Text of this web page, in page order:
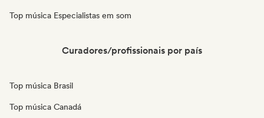
Top música Especialistas em som
Curadores/profissionais por país
Top música Brasil
Top música Canadá